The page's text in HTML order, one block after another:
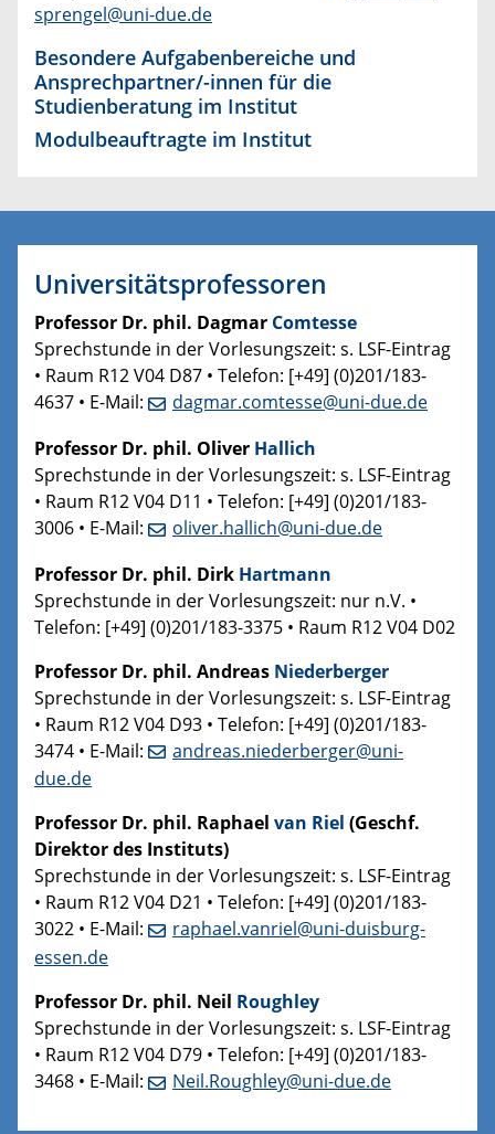
sprengel@uni-due.de
Besondere Aufgabenbereiche und
Ansprechpartner/-innen für die
Studienberatung im Institut
Modulbeauftragte im Institut
Universitätsprofessoren
Professor Dr. phil. Dagmar Comtesse
Sprechstunde in der Vorlesungszeit: s. LSF-Eintrag
• Raum R12 V04 D87 • Telefon: [+49] (0)201/183-
4637 • E-Mail:
dagmar.comtesse@uni-due.de
Professor Dr. phil. Oliver Hallich
Sprechstunde in der Vorlesungszeit: s. LSF-Eintrag
• Raum R12 V04 D11 • Telefon: [+49] (0)201/183-
3006 • E-Mail:
oliver.hallich@uni-due.de
Professor Dr. phil. Dirk Hartmann
Sprechstunde in der Vorlesungszeit: nur n.V. •
Telefon: [+49] (0)201/183-3375 • Raum R12 V04 D02
Professor Dr. phil. Andreas Niederberger
Sprechstunde in der Vorlesungszeit: s. LSF-Eintrag
• Raum R12 V04 D93 • Telefon: [+49] (0)201/183-
3474 • E-Mail:
andreas.niederberger@uni-
due.de
Professor Dr. phil. Raphael van Riel (Geschf.
Direktor des Instituts)
Sprechstunde in der Vorlesungszeit: s. LSF-Eintrag
• Raum R12 V04 D21 • Telefon: [+49] (0)201/183-
3022 • E-Mail:
raphael.vanriel@uni-duisburg-
essen.de
Professor Dr. phil. Neil Roughley
Sprechstunde in der Vorlesungszeit: s. LSF-Eintrag
• Raum R12 V04 D79 • Telefon: [+49] (0)201/183-
3468 • E-Mail:
Neil.Roughley@uni-due.de